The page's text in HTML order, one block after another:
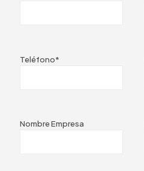
Teléfono*
Nombre Empresa